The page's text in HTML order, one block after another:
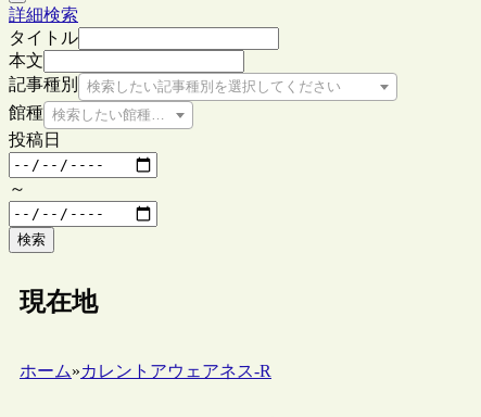
詳細検索
タイトル
本文
記事種別
検索したい記事種別を選択してください
館種 検索したい館種を選択してください
投稿日
～
検索
現在地
ホーム»カレントアウェアネス-R